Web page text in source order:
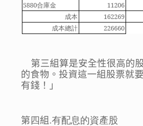
5880合庫金 11206
成本
162269
成本總計
226660
第三組算是安全性很高的
的食物。投資這一組股票就
有錢！」
第四組.有配息的資產股